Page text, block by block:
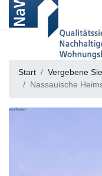
Start Vergebene
Nassauische